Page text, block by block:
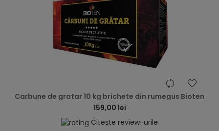
Carbune de gratar 10 kg brichete din rumegus Bioten
159,00 lei
Citește review-urile